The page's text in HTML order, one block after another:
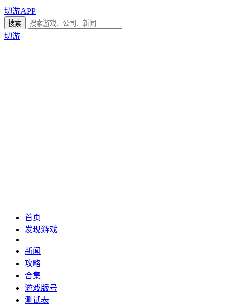
切游APP
切游
首页
发现游戏
新闻
攻略
合集
游戏版号
测试表